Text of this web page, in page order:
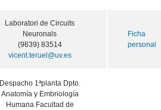
Laboratori de Circuits
Neuronals
(9639) 83514
vicent.teruel@uv.es
Ficha
personal
Despacho 1ªplanta Dpto.
Anatomía y Embriología
Humana Facultad de